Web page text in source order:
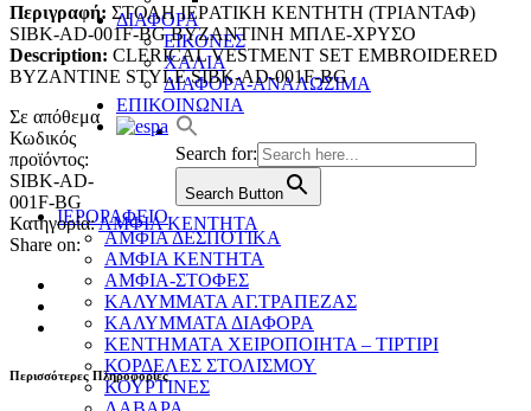
ΔΙΑΦΟΡΑ
ΕΙΚΟΝΕΣ
ΧΑΛΙΑ
ΔΙΑΦΟΡΑ-ΑΝΑΛΩΣΙΜΑ
ΕΠΙΚΟΙΝΩΝΙΑ
Search for:
Search Button
ΙΕΡΟΡΑΦΕΙΟ
ΑΜΦΙΑ ΔΕΣΠΟΤΙΚΑ
ΑΜΦΙΑ ΚΕΝΤΗΤΑ
ΑΜΦΙΑ-ΣΤΟΦΕΣ
ΚΑΛΥΜΜΑΤΑ ΑΓ.ΤΡΑΠΕΖΑΣ
ΚΑΛΥΜΜΑΤΑ ΔΙΑΦΟΡΑ
ΚΕΝΤΗΜΑΤΑ ΧΕΙΡΟΠΟΙΗΤΑ – ΤΙΡΤΙΡΙ
ΚΟΡΔΕΛΕΣ ΣΤΟΛΙΣΜΟΥ
ΚΟΥΡΤΙΝΕΣ
Περιγραφή: ΣΤΟΛΗ ΙΕΡATIKH ΚΕΝΤΗΤΗ (ΤΡΙΑΝΤΑΦ)
SIBK-AD-001F-BG ΒΥΖΑΝΤΙΝΗ ΜΠΛΕ-ΧΡΥΣΟ
Description: CLERICAL VESTMENT SET EMBROIDERED
BYZANTINE STYLE SIBK-AD-001F-BG
Σε απόθεμα
Κωδικός
προϊόντος:
SIBK-AD-
001F-BG
Κατηγορία:ΑΜΦΙΑ ΚΕΝΤΗΤΑ
Share on:
Περισσότερες Πληροφορίες